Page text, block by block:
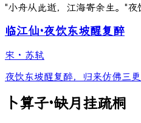
"小舟从此逝，江海寄余生。"
临江仙·夜饮东坡醒复醉
宋 · 苏轼
夜饮东坡醒复醉，归来仿佛三更
卜算子·缺月挂疏桐